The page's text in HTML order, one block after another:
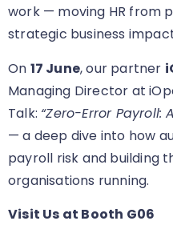
work — moving HR from
strategic business
On 17 June, our partner
Managing Director at
Talk: “Zero-Error Payroll:
— a deep dive into how
payroll risk and building
organisations running.
Visit Us at Booth G06